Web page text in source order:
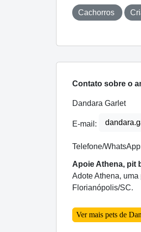
Cachorros
Contato sobre o
Dandara Garlet
E-mail:
Telefone/
Apoie Athena, pit
Adote Athena,
Florianópolis/SC.
Ver mais pets de